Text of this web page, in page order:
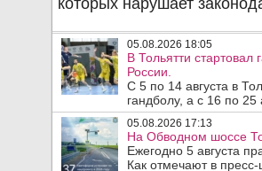
05.08.2026 18:05
В Тольятти
России.
С 5 по 14 августа в
гандболу, а с 16 по
05.08.2026 17:13
На Обводном шоссе
Ежегодно 5 августа
Как отмечают в